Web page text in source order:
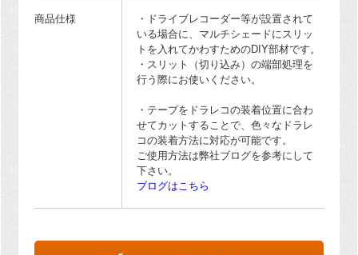
商品仕様
・ドライブレコーダー等が設置されて
いる場合に、マルチシェードにスリッ
トを入れてかわすためのDIY部材です。
・スリット（切り込み）の端部処理を
行う際にお使いください。
・テープをドラレコの装着位置に合わ
せてカットすることで、色々なドラレ
コの装着方法に対応が可能です。
ご使用方法は弊社ブログを参考にして
下さい。
ブログはこちら